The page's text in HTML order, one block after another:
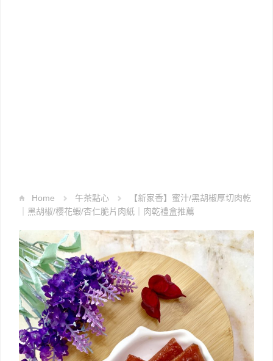
Home 午茶點心
【新家香】蜜汁/黑胡椒厚切肉乾
｜黑胡椒/櫻花蝦/杏仁脆片肉紙｜肉乾禮盒推薦